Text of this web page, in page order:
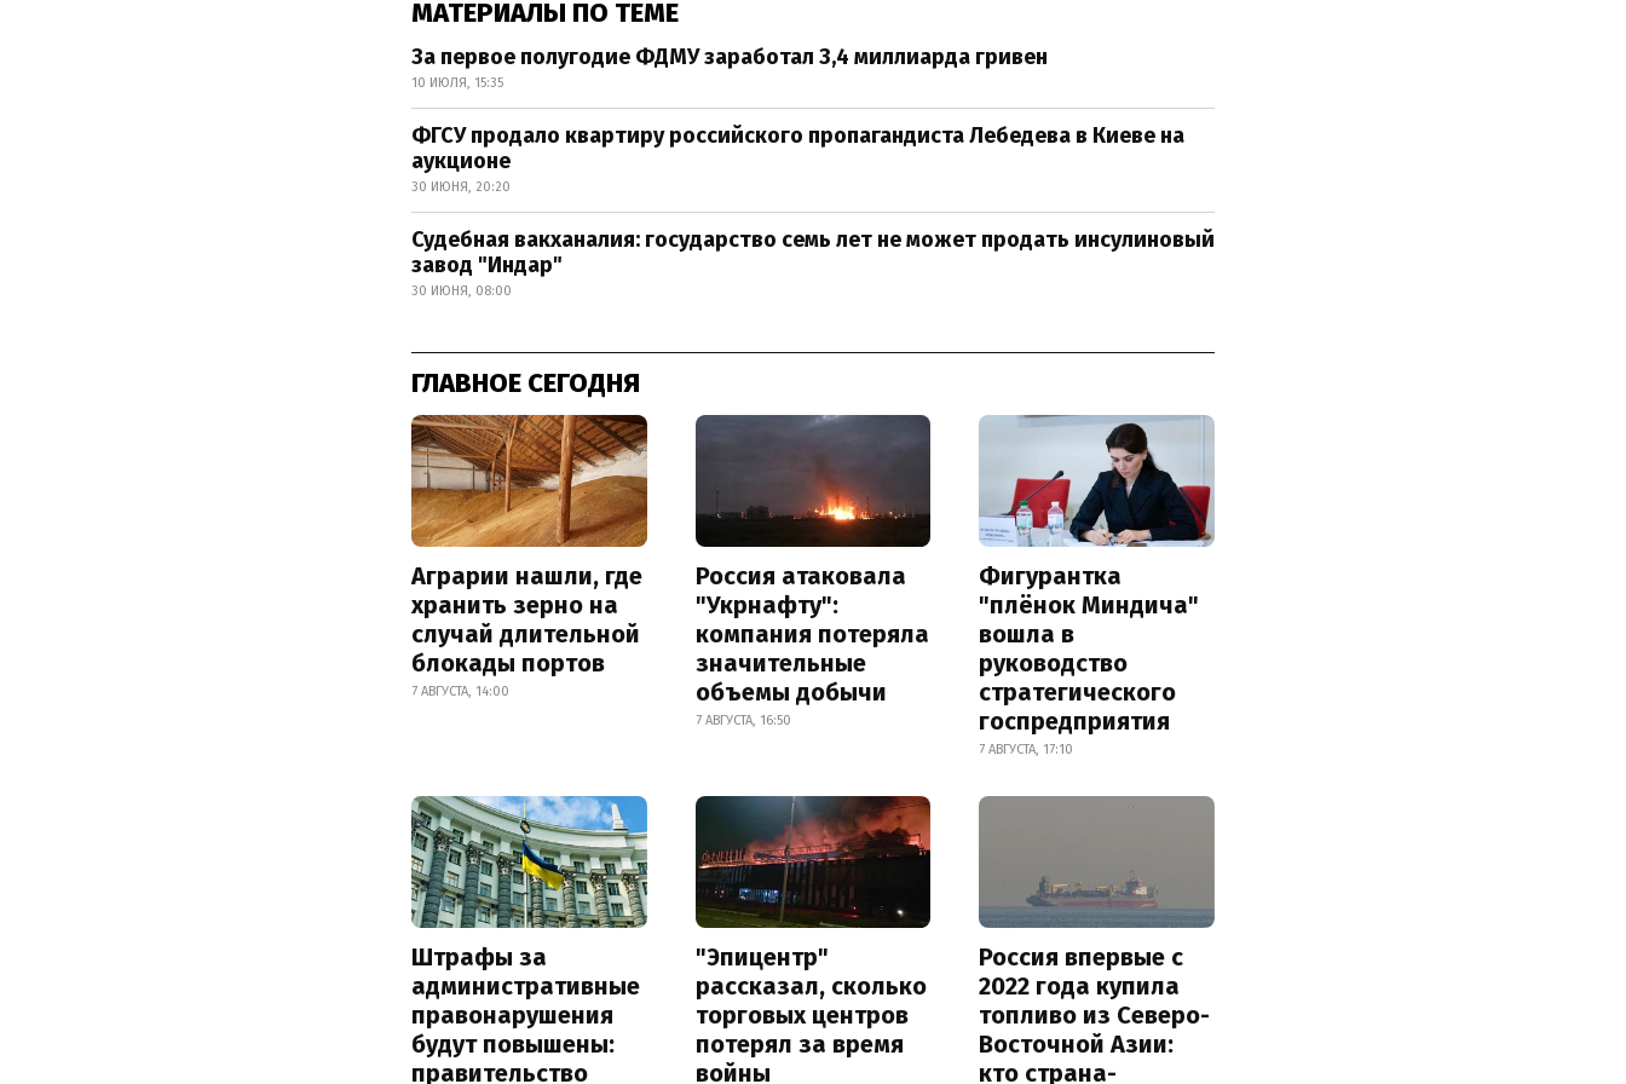
МАТЕРИАЛЫ ПО ТЕМЕ
За первое полугодие ФДМУ заработал 3,4 миллиарда гривен
10 ИЮЛЯ, 15:35
ФГСУ продало квартиру российского пропагандиста Лебедева в Киеве на
аукционе
30 ИЮНЯ, 20:20
Судебная вакханалия: государство семь лет не может продать инсулиновый
завод "Индар"
30 ИЮНЯ, 08:00
ГЛАВНОЕ СЕГОДНЯ
Аграрии нашли, где
хранить зерно на
случай длительной
блокады портов
7 АВГУСТА, 14:00
Россия атаковала
"Укрнафту":
компания потеряла
значительные
объемы добычи
7 АВГУСТА, 16:50
Фигурантка
"плёнок Миндича"
вошла в
руководство
стратегического
госпредприятия
7 АВГУСТА, 17:10
Штрафы за
административные
правонарушения
будут повышены:
правительство
"Эпицентр"
рассказал, сколько
торговых центров
потерял за время
войны
Россия впервые с
2022 года купила
топливо из Северо-
Восточной Азии:
кто страна-